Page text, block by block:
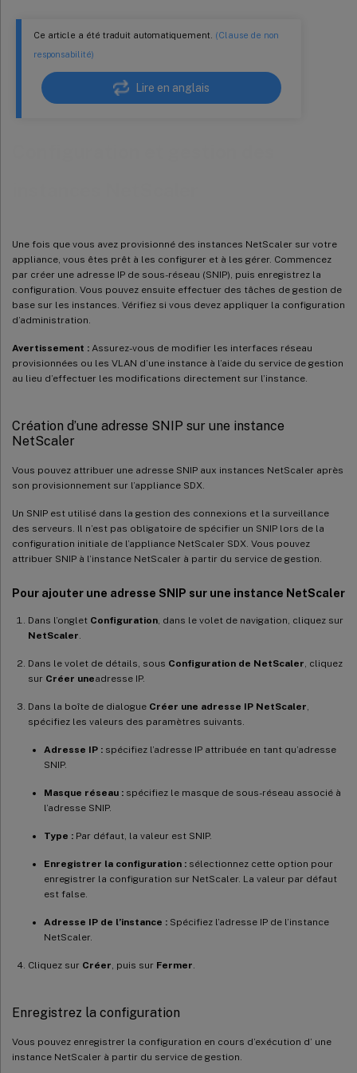
Ce article a été traduit automatiquement. (Clause de non
responsabilité)
Lire en anglais
Une fois que vous avez provisionné des instances NetScaler sur votre
appliance, vous êtes prêt à les configurer et à les gérer. Commencez
par créer une adresse IP de sous-réseau (SNIP), puis enregistrez la
configuration. Vous pouvez ensuite effectuer des tâches de gestion de
base sur les instances. Vérifiez si vous devez appliquer la configuration
d’administration.
Avertissement : Assurez-vous de modifier les interfaces réseau
provisionnées ou les VLAN d’une instance à l’aide du service de gestion
au lieu d’effectuer les modifications directement sur l’instance.
Création d’une adresse SNIP sur une instance
NetScaler
Vous pouvez attribuer une adresse SNIP aux instances NetScaler après
son provisionnement sur l’appliance SDX.
Un SNIP est utilisé dans la gestion des connexions et la surveillance
des serveurs. Il n’est pas obligatoire de spécifier un SNIP lors de la
configuration initiale de l’appliance NetScaler SDX. Vous pouvez
attribuer SNIP à l’instance NetScaler à partir du service de gestion.
Pour ajouter une adresse SNIP sur une instance NetScaler
Dans l’onglet Configuration , dans le volet de navigation, cliquez sur
NetScaler
Dans le volet de détails, sous Configuration de NetScaler , cliquez
sur Créer uneadresse IP.
Dans la boîte de dialogue Créer une adresse IP NetScaler
spécifiez les valeurs des paramètres suivants.
Adresse IP : spécifiez l’adresse IP attribuée en tant qu’adresse
SNIP.
Masque réseau : spécifiez le masque de sous-réseau associé à
l’adresse SNIP.
Type : Par défaut, la valeur est SNIP.
Enregistrer la configuration : sélectionnez cette option pour
enregistrer la configuration sur NetScaler. La valeur par défaut
est false.
Adresse IP de l’instance : Spécifiez l’adresse IP de l’instance
NetScaler.
Cliquez sur Créer , puis sur Fermer
Enregistrez la configuration
Vous pouvez enregistrer la configuration en cours d’exécution d’ une
instance NetScaler à partir du service de gestion.